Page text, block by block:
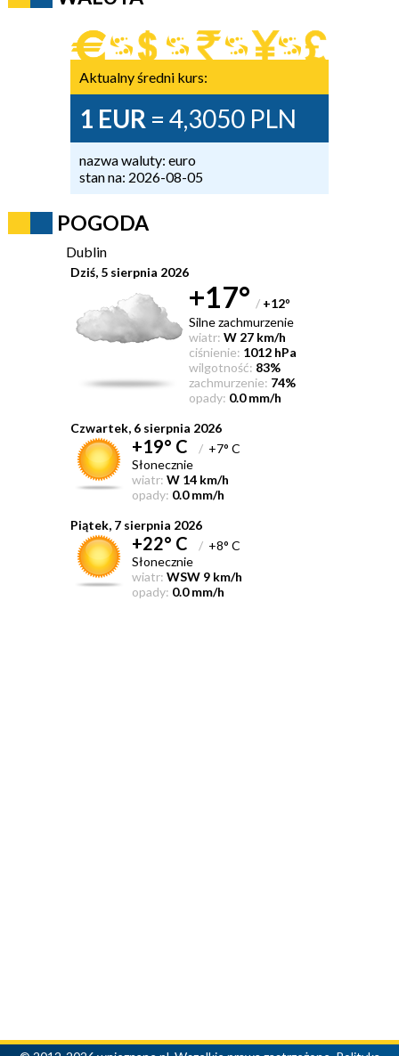
Aktualny średni kurs:
1 EUR = 4,3050 PLN
nazwa waluty: euro
stan na: 2026-08-05
POGODA
Dublin
Dziś, 5 sierpnia 2026
+17° / +12°
Silne zachmurzenie
wiatr: W 27 km/h
ciśnienie: 1012 hPa
wilgotność: 83%
zachmurzenie: 74%
opady: 0.0 mm/h
Czwartek, 6 sierpnia 2026
+19° C /+7° C
Słonecznie
wiatr: W 14 km/h
opady: 0.0 mm/h
Piątek, 7 sierpnia 2026
+22° C /+8° C
Słonecznie
wiatr: WSW 9 km/h
opady: 0.0 mm/h